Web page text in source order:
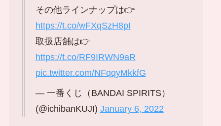
その他ラインナップは👉
https://t.co/wFXqSzH8pI
取扱店舗は👉
https://t.co/RF9IRWN9aR
pic.twitter.com/NFqqyMkkfG
— 一番くじ（BANDAI SPIRITS）
(@ichibanKUJI) January 6, 2022